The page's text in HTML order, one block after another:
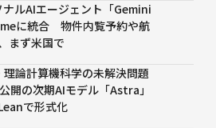
ルAIエージェント「Gemini
に統合 物件内覧予約や航
まず米国で
論計算機科学の未解決問題
の次期AIモデル「Astra」
で形式化